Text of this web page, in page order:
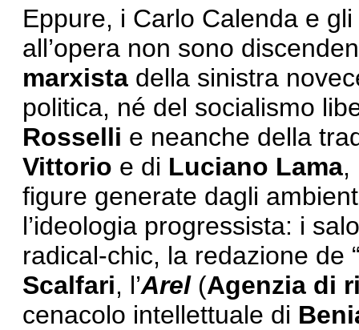
Eppure, i Carlo Calenda e gli
all’opera non sono
marxista della sinistra
politica, né del socialismo
Rosselli e neanche della
Vittorio e di Luciano Lama,
figure generate dagli
l’ideologia progressista: i
radical-chic, la redazione de
Scalfari, l’Arel(Agenzia di
cenacolo intellettuale di